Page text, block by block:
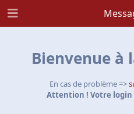
Bienvenue à
En cas de problème =>
Attention ! Votre login